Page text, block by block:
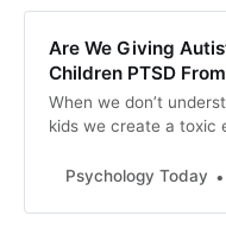
Are We Giving
Children PTSD
When we don’t
kids we create a toxic
Psychology Today